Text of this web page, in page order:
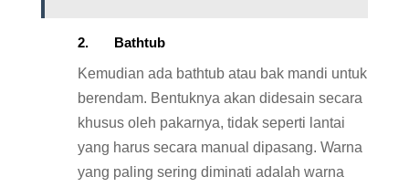
2. Bathtub
Kemudian ada bathtub atau bak mandi untuk
berendam. Bentuknya akan didesain secara
khusus oleh pakarnya, tidak seperti lantai
yang harus secara manual dipasang. Warna
yang paling sering diminati adalah warna